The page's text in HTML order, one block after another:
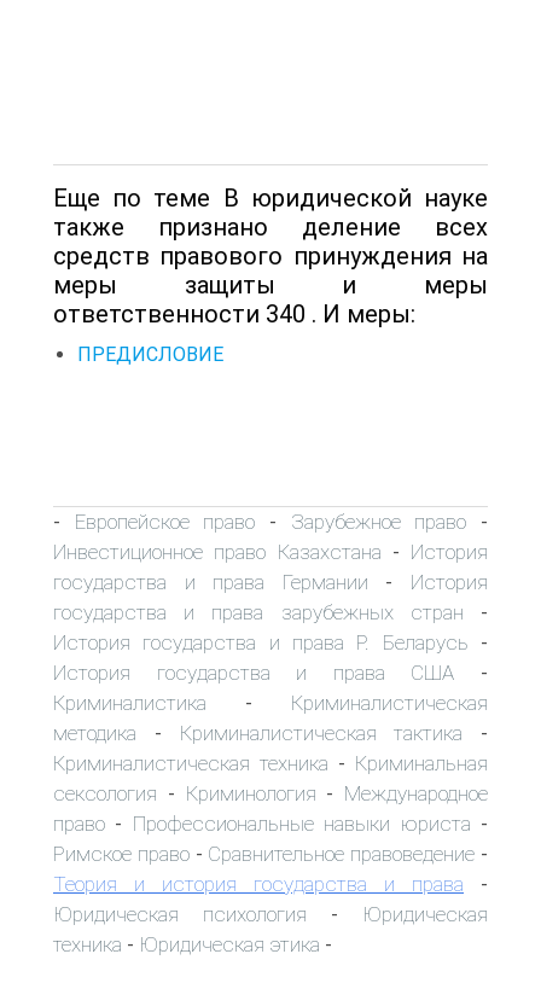
Еще по теме В юридической науке
также признано деление всех
средств правового принуждения на
меры защиты и меры
ответственности 340 . И меры:
ПРЕДИСЛОВИЕ
- Европейское право - Зарубежное право -
Инвестиционное право Казахстана - История
государства и права Германии - История
государства и права зарубежных стран -
История государства и права Р. Беларусь -
История государства и права США -
Криминалистика - Криминалистическая
методика - Криминалистическая тактика -
Криминалистическая техника - Криминальная
сексология - Криминология - Международное
право - Профессиональные навыки юриста -
Римское право- Сравнительное правоведение -
Теория и история государства и права -
Юридическая психология -
Юридическая
техника - Юридическая этика -